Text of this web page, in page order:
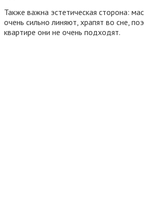
Также важна эстетическая сторона:
очень сильно линяют, храпят во сне,
квартире они не очень подходят.